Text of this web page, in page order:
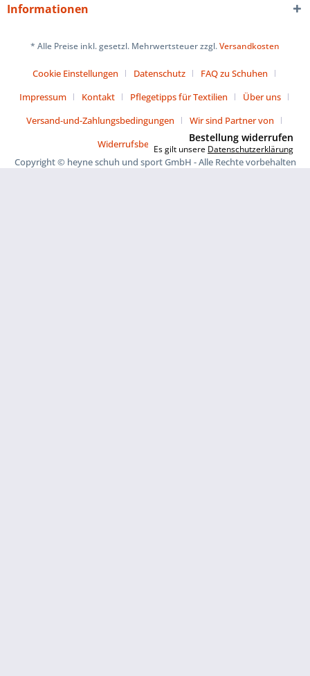
Informationen
* Alle Preise inkl. gesetzl. Mehrwertsteuer zzgl.Versandkosten
Cookie Einstellungen Datenschutz
FAQ zu Schuhen
Impressum
Kontakt Pflegetipps für Textilien
Über uns
Versand-und-Zahlungsbedingungen
Wir sind Partner von
Widerrufsbelehrung
AGB
Copyright © heyne schuh und sport GmbH - Alle Rechte vorbehalten
Bestellung widerrufen
Es gilt unsere Datenschutzerklärung